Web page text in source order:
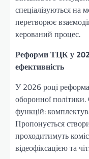
спеціалізуються на
перетворює
керований процес.
Реформи ТЦК у
ефективність
У 2026 році
оборонної
функцій:
Пропонується
проходитимуть
відеофіксацією та